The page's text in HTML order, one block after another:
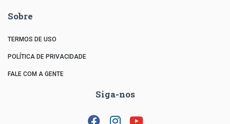
Sobre
TERMOS DE USO
POLÍTICA DE PRIVACIDADE
FALE COM A GENTE
Siga-nos